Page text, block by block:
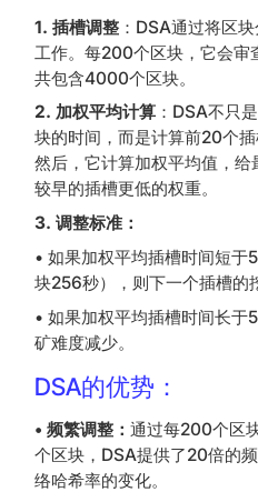
1. 插槽调整：DSA通过将区
工作。每200个区块，它会审
共包含4000个区块。
2. 加权平均计算：DSA不只
块的时间，而是计算前20个插
然后，它计算加权平均值，
较早的插槽更低的权重。
3. 调整标准：
• 如果加权平均插槽时间短
块256秒），则下一个插槽的
• 如果加权平均插槽时间长
矿难度减少。
DSA的优势：
• 频繁调整： 通过每200个区
个区块，DSA提供了20倍的
络哈希率的变化。